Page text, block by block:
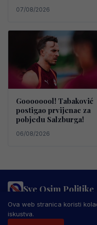
07/08/2026
Goooooool! Tabaković
postigao prvijenac za
pobjedu Salzburga!
06/08/2026
Sve Osim Politike
PRAVILA PRIVATNOSTI
IMPRESSUM
© 2026 Sve Osim Politike. Sva
Ova web stranica koristi
iskustva.